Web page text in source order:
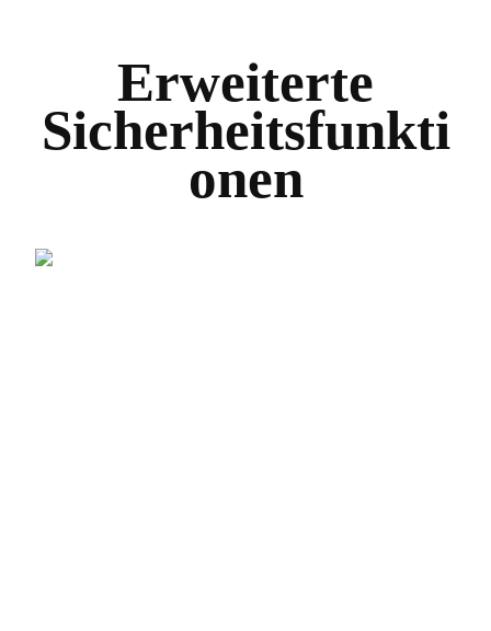
Erweiterte
Sicherheitsfunkti
onen